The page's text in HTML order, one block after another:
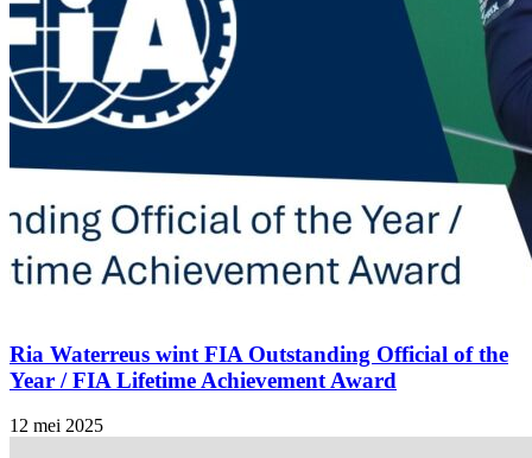
Ria Waterreus wint FIA Outstanding Official of the
Year / FIA Lifetime Achievement Award
12 mei 2025